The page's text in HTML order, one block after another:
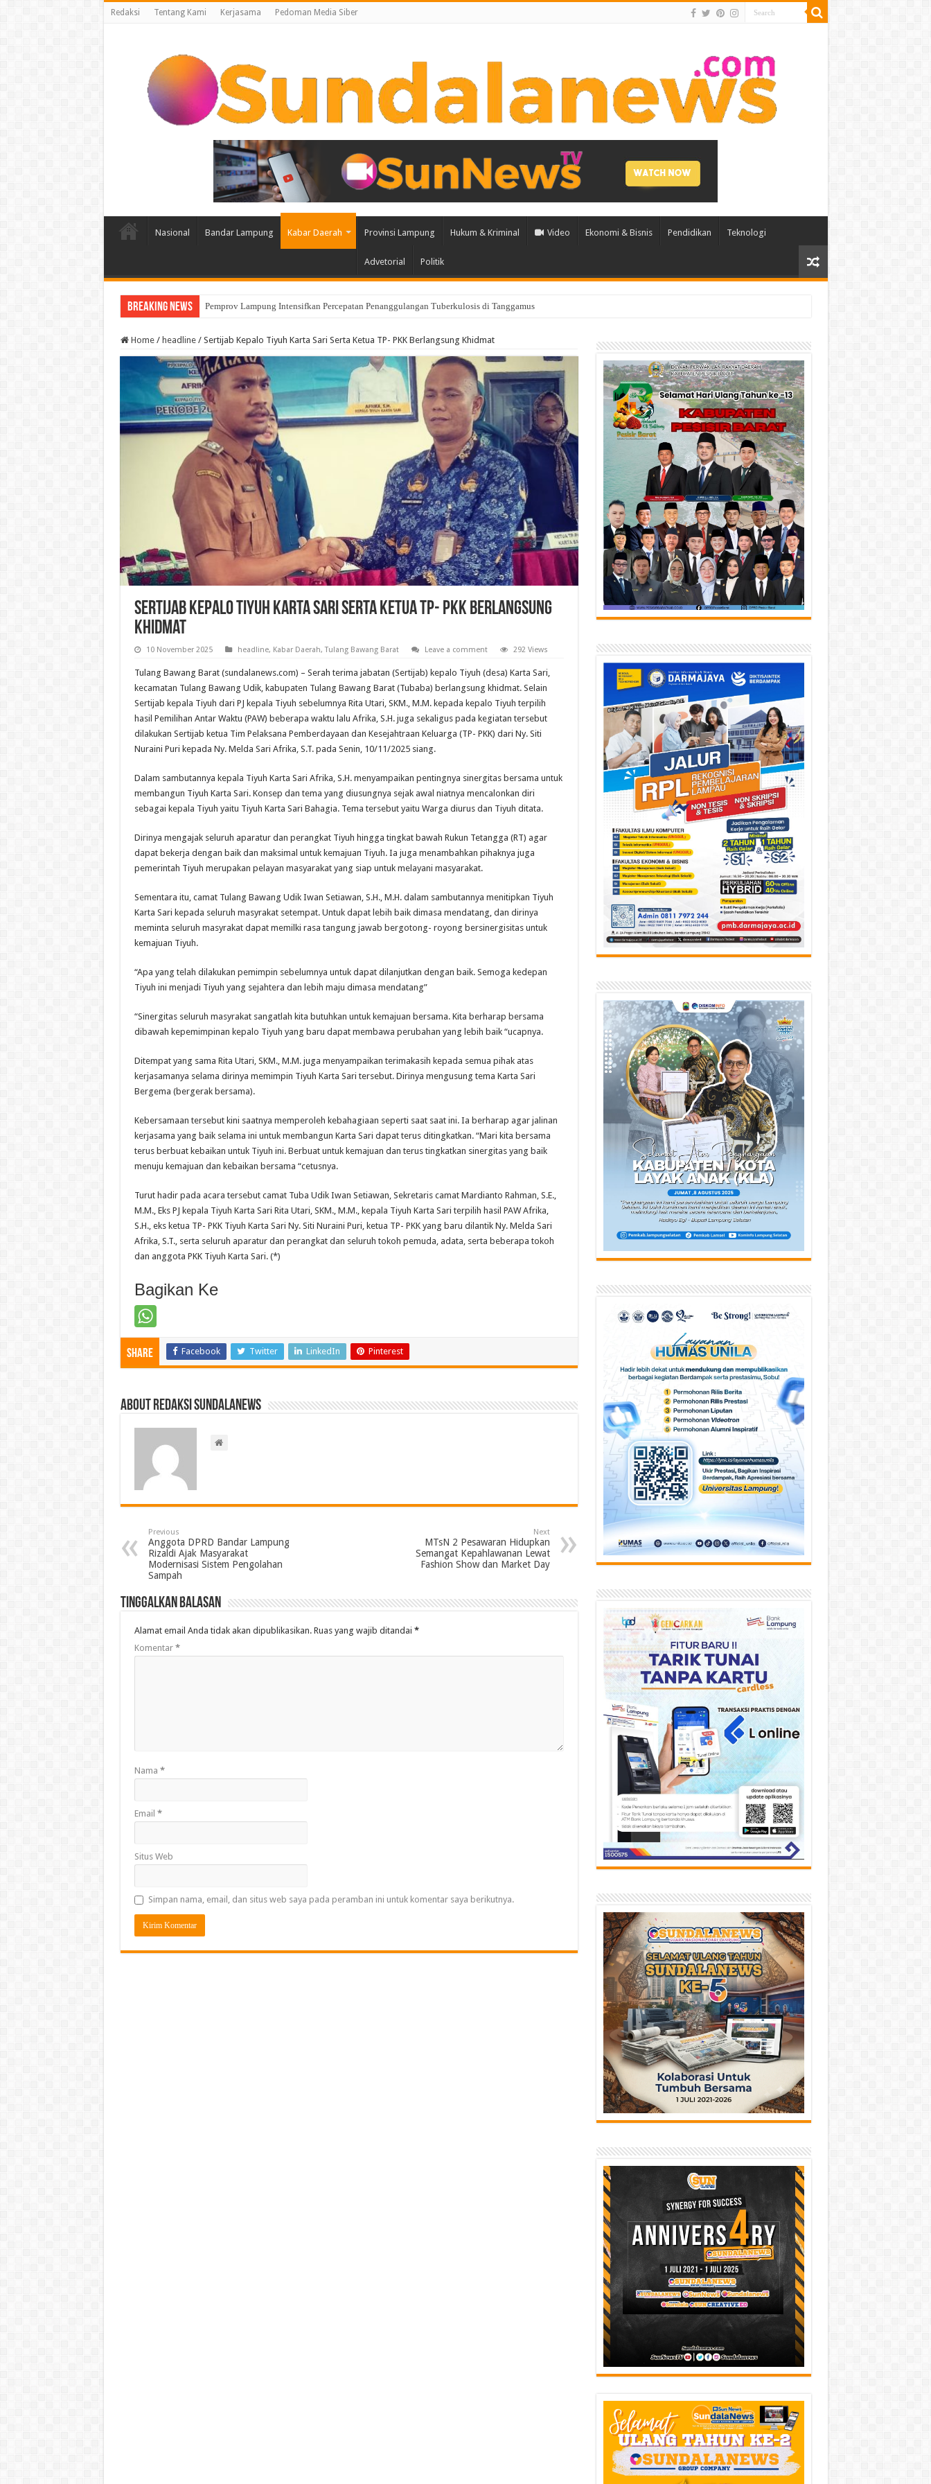
Redaksi Tentang Kami Kerjasama Pedoman Media Siber
Nasional Bandar Lampung Kabar Daerah Provinsi Lampung Hukum & Kriminal Video Ekonomi & Bisnis Pendidikan Teknologi
Advetorial Politik
Breaking News Pemprov Lampung Intensifkan Percepatan Penanggulangan Tuberkulosis di Tanggamus
Home / headline / Sertijab Kepalo Tiyuh Karta Sari Serta Ketua TP- PKK Berlangsung Khidmat
Sertijab Kepalo Tiyuh Karta Sari Serta Ketua TP- PKK Berlangsung
Khidmat
10 November 2025 headline, Kabar Daerah,Tulang Bawang Barat Leave a comment 292 Views
Tulang Bawang Barat (sundalanews.com) – Serah terima jabatan (Sertijab) kepalo Tiyuh (desa) Karta Sari,
kecamatan Tulang Bawang Udik, kabupaten Tulang Bawang Barat (Tubaba) berlangsung khidmat. Selain
Sertijab kepala Tiyuh dari PJ kepala Tiyuh sebelumnya Rita Utari, SKM., M.M. kepada kepalo Tiyuh terpilih
hasil Pemilihan Antar Waktu (PAW) beberapa waktu lalu Afrika, S.H. juga sekaligus pada kegiatan tersebut
dilakukan Sertijab ketua Tim Pelaksana Pemberdayaan dan Kesejahtraan Keluarga (TP- PKK) dari Ny. Siti
Nuraini Puri kepada Ny. Melda Sari Afrika, S.T. pada Senin, 10/11/2025 siang.
Dalam sambutannya kepala Tiyuh Karta Sari Afrika, S.H. menyampaikan pentingnya sinergitas bersama untuk
membangun Tiyuh Karta Sari. Konsep dan tema yang diusungnya sejak awal niatnya mencalonkan diri
sebagai kepala Tiyuh yaitu Tiyuh Karta Sari Bahagia. Tema tersebut yaitu Warga diurus dan Tiyuh ditata.
Dirinya mengajak seluruh aparatur dan perangkat Tiyuh hingga tingkat bawah Rukun Tetangga (RT) agar
dapat bekerja dengan baik dan maksimal untuk kemajuan Tiyuh. Ia juga menambahkan pihaknya juga
pemerintah Tiyuh merupakan pelayan masyarakat yang siap untuk melayani masyarakat.
Sementara itu, camat Tulang Bawang Udik Iwan Setiawan, S.H., M.H. dalam sambutannya menitipkan Tiyuh
Karta Sari kepada seluruh masyrakat setempat. Untuk dapat lebih baik dimasa mendatang, dan dirinya
meminta seluruh masyrakat dapat memilki rasa tangung jawab bergotong- royong bersinergisitas untuk
kemajuan Tiyuh.
“Apa yang telah dilakukan pemimpin sebelumnya untuk dapat dilanjutkan dengan baik. Semoga kedepan
Tiyuh ini menjadi Tiyuh yang sejahtera dan lebih maju dimasa mendatang”
“Sinergitas seluruh masyrakat sangatlah kita butuhkan untuk kemajuan bersama. Kita berharap bersama
dibawah kepemimpinan kepalo Tiyuh yang baru dapat membawa perubahan yang lebih baik “ucapnya.
Ditempat yang sama Rita Utari, SKM., M.M. juga menyampaikan terimakasih kepada semua pihak atas
kerjasamanya selama dirinya memimpin Tiyuh Karta Sari tersebut. Dirinya mengusung tema Karta Sari
Bergema (bergerak bersama).
Kebersamaan tersebut kini saatnya memperoleh kebahagiaan seperti saat saat ini. Ia berharap agar jalinan
kerjasama yang baik selama ini untuk membangun Karta Sari dapat terus ditingkatkan. “Mari kita bersama
terus berbuat kebaikan untuk Tiyuh ini. Berbuat untuk kemajuan dan terus tingkatkan sinergitas yang baik
menuju kemajuan dan kebaikan bersama “cetusnya.
Turut hadir pada acara tersebut camat Tuba Udik Iwan Setiawan, Sekretaris camat Mardianto Rahman, S.E.,
M.M., Eks PJ kepala Tiyuh Karta Sari Rita Utari, SKM., M.M., kepala Tiyuh Karta Sari terpilih hasil PAW Afrika,
S.H., eks ketua TP- PKK Tiyuh Karta Sari Ny. Siti Nuraini Puri, ketua TP- PKK yang baru dilantik Ny. Melda Sari
Afrika, S.T., serta seluruh aparatur dan perangkat dan seluruh tokoh pemuda, adata, serta beberapa tokoh
dan anggota PKK Tiyuh Karta Sari. (*)
Bagikan Ke
Share Facebook Twitter LinkedIn Pinterest
About Redaksi Sundalanews
Previous
Anggota DPRD Bandar Lampung
Rizaldi Ajak Masyarakat
Modernisasi Sistem Pengolahan
Sampah
Next
MTsN 2 Pesawaran Hidupkan
Semangat Kepahlawanan Lewat
Fashion Show dan Market Day
Tinggalkan Balasan
Alamat email Anda tidak akan dipublikasikan. Ruas yang wajib ditandai *
Komentar *
Nama *
Email *
Situs Web
Simpan nama, email, dan situs web saya pada peramban ini untuk komentar saya berikutnya.